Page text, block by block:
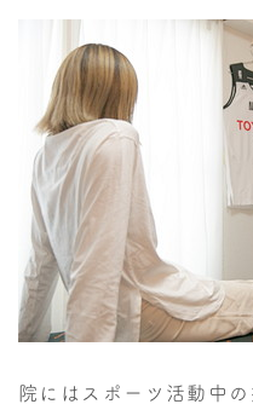
院にはスポーツ活動中